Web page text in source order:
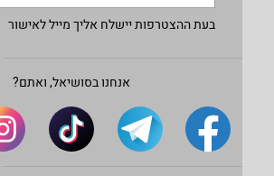
בעת ההצטרפות יישלח אליך מייל לאישור
אנחנו בסושיאל, ואתם?